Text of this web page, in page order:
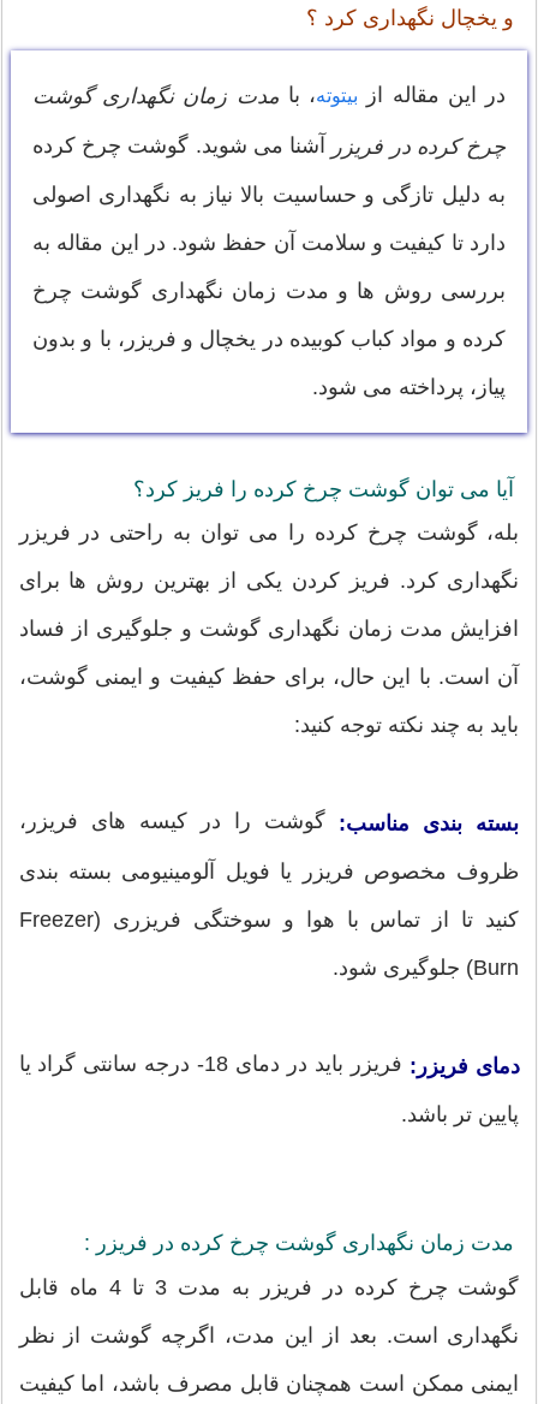
و یخچال نگهداری کرد ؟
در این مقاله از بیتوته، با مدت زمان نگهداری گوشت
چرخ کرده در فریزر آشنا می شوید. گوشت چرخ کرده
به دلیل تازگی و حساسیت بالا نیاز به نگهداری اصولی
دارد تا کیفیت و سلامت آن حفظ شود. در این مقاله به
بررسی روش ها و مدت زمان نگهداری گوشت چرخ
کرده و مواد کباب کوبیده در یخچال و فریزر، با و بدون
پیاز، پرداخته می شود.
آیا می توان گوشت چرخ کرده را فریز کرد؟
بله، گوشت چرخ کرده را می توان به راحتی در فریزر
نگهداری کرد. فریز کردن یکی از بهترین روش ها برای
افزایش مدت زمان نگهداری گوشت و جلوگیری از فساد
آن است. با این حال، برای حفظ کیفیت و ایمنی گوشت،
باید به چند نکته توجه کنید:
بسته بندی مناسب: گوشت را در کیسه های فریزر،
ظروف مخصوص فریزر یا فویل آلومینیومی بسته بندی
کنید تا از تماس با هوا و سوختگی فریزری (Freezer
Burn) جلوگیری شود.
دمای فریزر: فریزر باید در دمای 18- درجه سانتی گراد یا
پایین تر باشد.
مدت زمان نگهداری گوشت چرخ کرده در فریزر :
گوشت چرخ کرده در فریزر به مدت 3 تا 4 ماه قابل
نگهداری است. بعد از این مدت، اگرچه گوشت از نظر
ایمنی ممکن است همچنان قابل مصرف باشد، اما کیفیت